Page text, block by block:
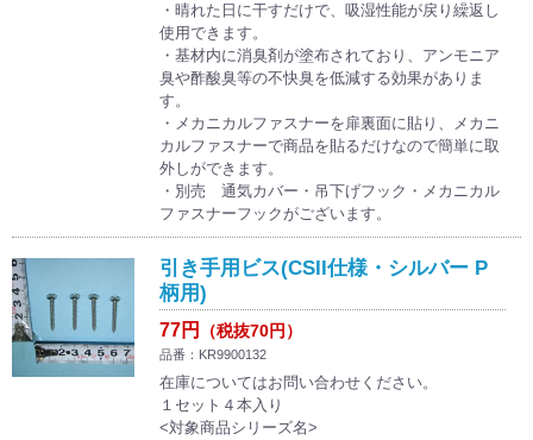
・晴れた日に干すだけで、吸湿性能が戻り繰返し
使用できます。
・基材内に消臭剤が塗布されており、アンモニア
臭や酢酸臭等の不快臭を低減する効果がありま
す。
・メカニカルファスナーを扉裏面に貼り、メカニ
カルファスナーで商品を貼るだけなので簡単に取
外しができます。
・別売 通気カバー・吊下げフック・メカニカル
ファスナーフックがございます。
引き手用ビス(CSII仕様・シルバー P
柄用)
77円 （税抜70円）
品番：KR9900132
在庫についてはお問い合わせください。
１セット４本入り
<対象商品シリーズ名>